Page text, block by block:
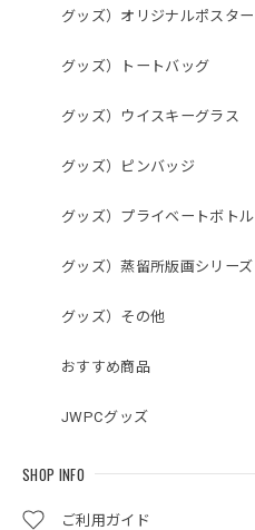
グッズ）オリジナルポスター
グッズ）トートバッグ
グッズ）ウイスキーグラス
グッズ）ピンバッジ
グッズ）プライベートボトル
グッズ）蒸留所版画シリーズ
グッズ）その他
おすすめ商品
JWPCグッズ
SHOP INFO
ご利用ガイド